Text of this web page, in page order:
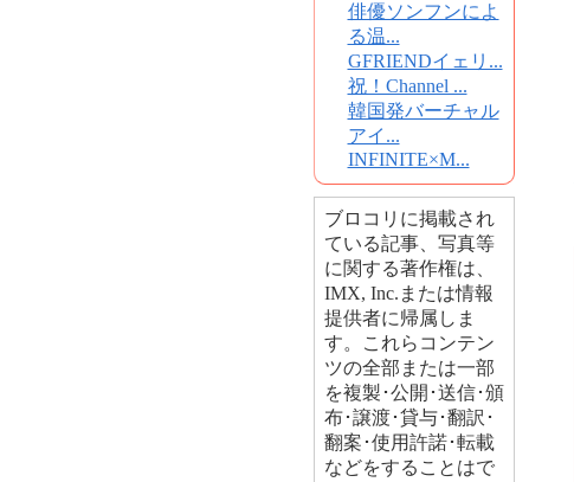
俳優ソンフンによ
る温...
GFRIENDイェリ...
祝！Channel ...
韓国発バーチャル
アイ...
INFINITE×M...
ブロコリに掲載され
ている記事、写真等
に関する著作権は、
IMX, Inc.または情報
提供者に帰属しま
す。これらコンテン
ツの全部または一部
を複製･公開･送信･頒
布･譲渡･貸与･翻訳･
翻案･使用許諾･転載
などをすることはで